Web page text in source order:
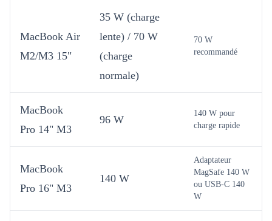
MacBook Air
M2/M3 15"
35 W (charge
lente) / 70 W
(charge
normale)
70 W
recommandé
MacBook
Pro 14" M3
96 W
140 W pour
charge rapide
MacBook
Pro 16" M3
140 W
Adaptateur
MagSafe 140 W
ou USB-C 140
W